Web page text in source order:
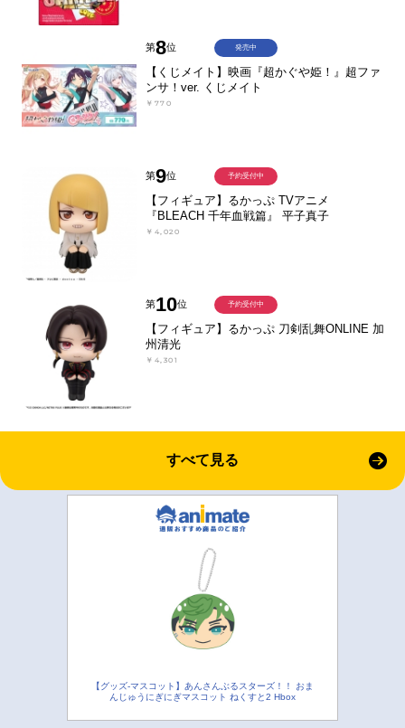
第8位
【くじメイト】映画『超かぐや姫！』超ファ
ンサ！ver. くじメイト
￥770
発売中
第9位
【フィギュア】るかっぷ TVアニメ
『BLEACH 千年血戦篇』 平子真子
￥4,020
予約受付中
第10位
【フィギュア】るかっぷ 刀剣乱舞ONLINE 加
州清光
￥4,301
予約受付中
すべて見る
【グッズ-マスコット】あんさんぶるスターズ！！ おま
んじゅうにぎにぎマスコット ねくすと2 Hbox